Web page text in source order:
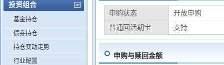
投资组合
基金持仓
债券持仓
持仓变动走势
行业配置
申购状态
开放申购
普通回活期宝
支持
申购与赎回金额